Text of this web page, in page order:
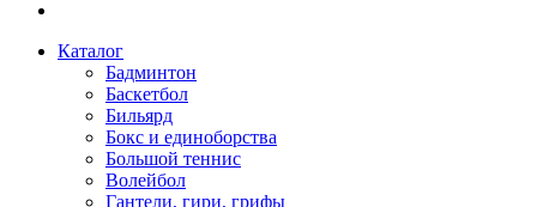
Каталог
Бадминтон
Баскетбол
Бильярд
Бокс и единоборства
Большой теннис
Волейбол
Гантели, гири, грифы